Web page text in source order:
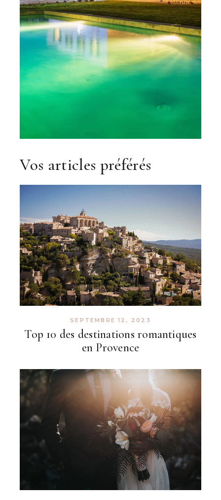
Vos articles préférés
Top 10 des destinations romantiques
en Provence
SEPTEMBRE 12, 2023